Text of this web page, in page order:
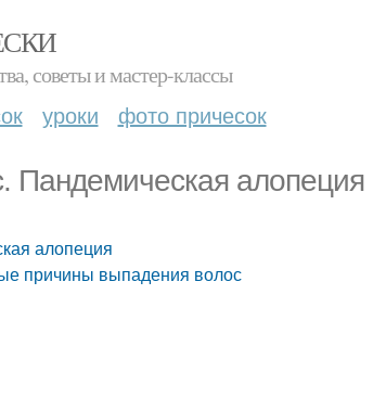
советы и мастер-классы
уроки фото причесок
Пандемическая алопеция
алопеция
причины выпадения волос